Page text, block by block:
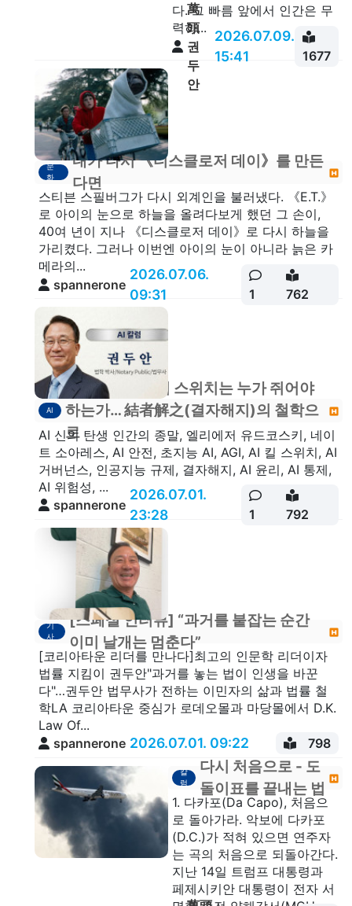
다. 그 빠름 앞에서 인간은 무
력하...
萬
頭
권
두
안
2026.07.09.
15:41
1677
문
화
내가 다시 《디스클로저 데이》를 만든
다면
스티븐 스필버그가 다시 외계인을 불러냈다. 《E.T.》
로 아이의 눈으로 하늘을 올려다보게 했던 그 손이,
40여 년이 지나 《디스클로저 데이》로 다시 하늘을
가리켰다. 그러나 이번엔 아이의 눈이 아니라 늙은 카
메라의...
spannerone
2026.07.06.
09:31
1 762
AI
[칼럼기고] AI의 스위치는 누가 쥐어야
하는가… 結者解之(결자해지)의 철학으
로
AI 신의 탄생 인간의 종말, 엘리에저 유드코스키, 네이
트 소아레스, AI 안전, 초지능 AI, AGI, AI 킬 스위치, AI
거버넌스, 인공지능 규제, 결자해지, AI 윤리, AI 통제,
AI 위험성, ...
spannerone
2026.07.01.
23:28
1 792
기
사
[스페셜 인터뷰] “과거를 붙잡는 순간
이미 날개는 멈춘다”
[코리아타운 리더를 만나다]최고의 인문학 리더이자
법률 지킴이 권두안"과거를 놓는 법이 인생을 바꾼
다"…권두안 법무사가 전하는 이민자의 삶과 법률 철
학LA 코리아타운 중심가 로데오몰과 마당몰에서 D.K.
Law Of...
spannerone 2026.07.01. 09:22 798
칼
럼
다시 처음으로 - 도
돌이표를 끝내는 법
1. 다카포(Da Capo), 처음으
로 돌아가라. 악보에 다카포
(D.C.)가 적혀 있으면 연주자
는 곡의 처음으로 되돌아간다.
지난 14일 트럼프 대통령과
페제시키안 대통령이 전자 서